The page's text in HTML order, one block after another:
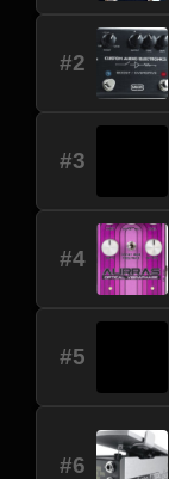
#2
#3
#4
#5
#6